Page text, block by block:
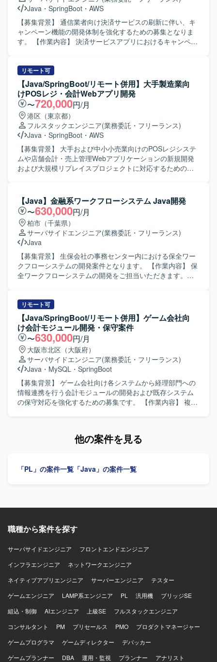
発生時の状況を分かりやすく報告・説明できる方を歓迎い
たします。また、株式情報を取り扱うにあたり、高い倫理
観をお持ちの方を想定しております。 【ポジションの魅
力】 証券領域におけるリサーチシステムの移管プロジェク
トに関わることで、金融ドメインの知見を深めながら、
に携わることで、設計から運用まで一連のプロセスを経験
できる環境です。 【開発環境】 Windowsサーバー環境上
で、PythonおよびSQLを用いたバッチ開発・運用を行いま
す。既存環境としてLinuxサーバーも取り扱います。
Java ・ SpringBoot ・ AWS
【募集背景】 通信業者向け決済サービスの刷新に伴い、キ
ャンペーン機能の開発体制を強化するための募集となりま
す。 【作業内容】 決済サービスアプリにおけるキャンペー
験、結合試験、総合試験まで一連の工程を実施していただ
きます。スケジュールに応じて、結合試験フェーズや総合
試験フェーズでの各種検証や不具合対応も行っていただき
ます。 【求める人物像】 バックエンド開発における設計か
ら試験まで一貫して主体的に対応できる方を求めておりま
す。チームメンバーや関係者と円滑にコミュニケーション
を取りながら、品質とスケジュールの両立を意識して取り
組んでいただける方が望ましいです。 【ポジションの魅
力】 大規模な決済サービスの刷新プロジェクトに参画して
いただけるため、決済領域での業務知識や大規模システム
開発の経験を積むことができます。詳細設計以降の工程を
【開発環境】 Java（SpringBoot）を用いたバックエンド開
発環境にて、AWS上でシステムを構築・開発していただき
ます。ウォータフォール型の開発プロセスを採用してお
り、各工程ごとに成果物レビューや試験を行う体制となっ
ております。
リモート可
【Java/SpringBoot/リモート併用】大手製造業向
けPOSレジ・会計Webアプリ開発
〜720,000円/月
港区（東京都）
フルスタックエンジニア(業務委託・フリーランス)
Java ・ SpringBoot ・ AWS
【募集背景】 大手および中小小売業向けのPOSレジシステ
ムや店舗会計・売上管理Webアプリケーションの新規開発
および大規模リプレイスプロジェクトに対応するための募
整理・分析いたします。整理した内容をもとに機能要件お
よび非機能要件を定義し、要件定義書などのドキュメント
に落とし込んでいただきます。システムのアーキテクチャ
設計やデータベース設計、API設計を行っていただきます。
JavaおよびSpring Bootを用いてWebアプリケーションのバ
ックエンドの実装を主導していただきます。AWSの各種サ
ービスを利用したクラウド環境へのデプロイやシステム連
携を行っていただきます。コードレビューや単体テスト・
結合テストの計画および実施を通じてシステムの品質を担
件を整理し、自ら主体的に設計から実装、テストまで取り
組んでいただける方を求めております。クラウド環境やド
メイン知識の習得にも前向きに取り組み、フルスタックエ
ンジニアとして成長していきたい志向をお持ちの方が望ま
しいです。 【ポジションの魅力】 小売業界の現場の使いや
すさや正確な会計処理を支えるコアシステムに携わること
で、自身の開発したシステムが顧客のビジネスに貢献して
いる実感を得られます。JavaとSpring Bootを用いた実装力
に加えて、顧客交渉や要件定義といった上流工程の経験、
さらにAWSや小売・会計に関するドメイン知識を組み合わ
せることで、市場価値の高いフルスタックエンジニアとし
携したシステムを開発いたします。
【Java】金融系ワークフローシステム Java開発
〜630,000円/月
柏市（千葉県）
サーバサイドエンジニア(業務委託・フリーランス)
Java
【募集背景】 生保会社の事務センター内における保全ワー
クフローシステムの開発案件となります。 【作業内容】 保
全ワークフローシステムの開発をご担当いただきます。
にご対応いただきます。 【求める人物像】 JavaでのWebシ
ステム開発において、一連の工程を自走して対応できる方
を求めております。状況に応じて周辺システムにも柔軟に
対応いただける方ですと望ましいです。 【ポジションの魅
力】 金融系の大規模なワークフローシステム開発に携わる
ことができ、保全業務や新契約に関連する業務知識を習得
しながら、Javaを中心としたアプリケーション開発スキル
を高めていただけます。 【開発環境】 Javaを用いたWebシ
ステム開発環境となり、状況によりVBA系の事務システム
にもご対応いただきます。
リモート可
【Java/SpringBoot/リモート併用】ゲーム会社向
け会計モジュール開発・保守案件
〜630,000円/月
大阪市北区（大阪府）
サーバサイドエンジニア(業務委託・フリーランス)
Java ・ MySQL ・ SpringBoot
【募集背景】 ゲーム会社向け各システムから経理部門への
情報連携を行う会計モジュールの開発および既存システム
の保守対応を強化するための募集です。 【作業内容】 複数
設計などの上流工程にも携わっていただく予定です。 【求
的に要件定義や基本設計を主体的に担っていく意欲があ
計や要件定義まで幅広い工程に関わることができます。複
業務知識と技術力の双方を高めていくことができます。
びバッチの開発環境です。JUnitを用いたテスト実装も行い
他の案件を見る
「PL」の案件一覧 「Java」の案件一覧
職種から案件を探す
サーバサイドエンジニア
フロントエンドエンジニア
インフラエンジニア
ネットワークエンジニア
ネイティブアプリエンジニア
サーバーエンジニア
テスター
ゲームエンジニア
LAMP系エンジニア PL 汎用機
ブリッジSE
組込・制御
AIエンジニア 上級SE
フルスタックエンジニア
コンサルタント
PM プリセールス PMO
プロダクトマネージャー
ゲームプログラマ
ゲームディレクター
デバッカー
ゲームプランナー
DBA 運用・監視 プランナー
アナリスト